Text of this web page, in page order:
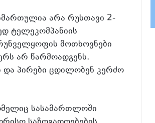
არა რუსთავი 2-
ტელეკომპანიის
მოთხოვნები
არ წარმოადგენს.
და პირები ცდილობენ კერძო
სასამართლოში